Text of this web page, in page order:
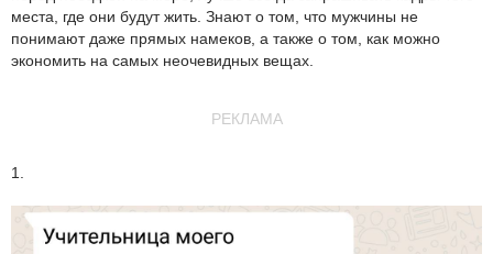
места, где они будут жить. Знают о том, что мужчины не
понимают даже прямых намеков, а также о том, как можно
экономить на самых неочевидных вещах.
РЕКЛАМА
1.